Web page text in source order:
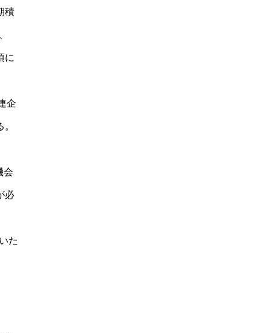
積
に
企
会
必
た